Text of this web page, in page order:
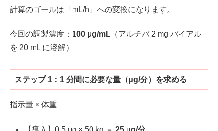
計算のゴールは「mL/h」への変換になります。
今回の調製濃度： 100 μg/mL （アルチバ 2 mg バイアル
を 20 mL に溶解）
ステップ 1：1 分間に必要な量（μg/分）を求める
指示量 × 体重
【導入】0.5 μg × 50 kg ＝25 μg/分